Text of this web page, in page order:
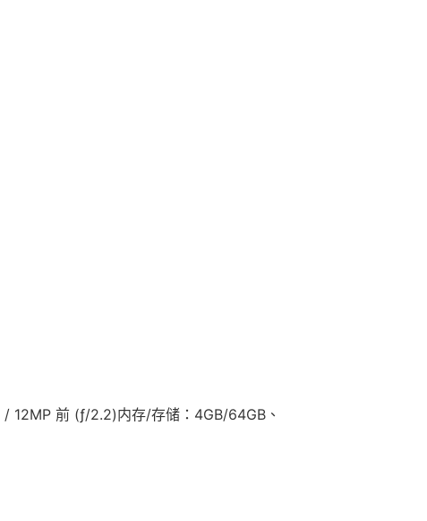
12MP 前 (ƒ/2.2)内存/存储：4GB/64GB、